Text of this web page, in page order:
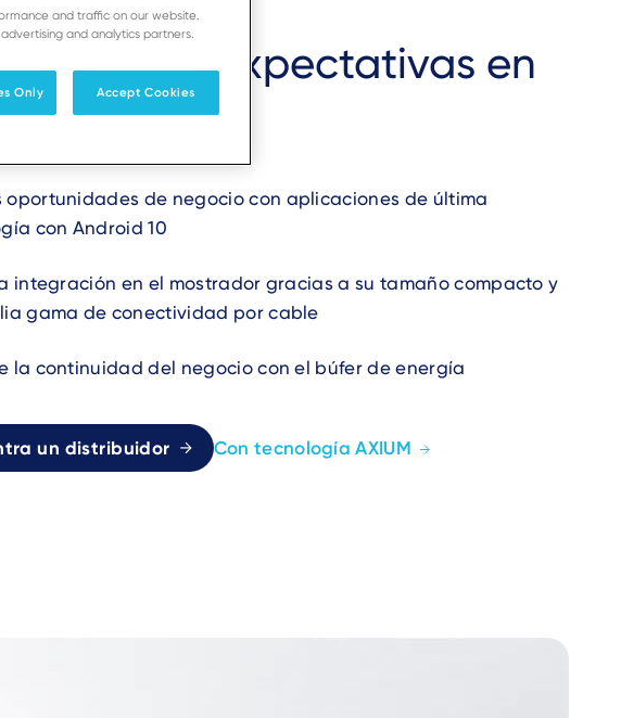
las expectativas en
oportunidades de negocio con aplicaciones de última
con Android 10
integración en el mostrador gracias a su tamaño compacto y
gama de conectividad por cable
la continuidad del negocio con el búfer de energía
un distribuidor Con tecnología AXIUM
and traffic on our website.
and analytics partners.
Only Accept Cookies